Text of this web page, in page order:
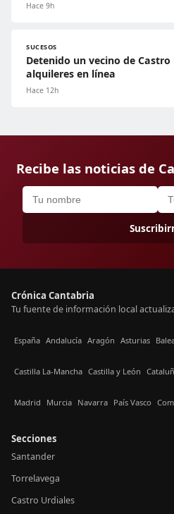
Hace 9h
SUCESOS
Detenido un vecino de
alquileres en línea
Hace 12h
Recibe las noticias de
Crónica Cantabria
Tu fuente de información local
España Andalucía Aragón Asturias
Castilla La-Mancha Castilla y León
Madrid Murcia Navarra País Vasco
Secciones
Santander
Torrelavega
Castro Urdiales